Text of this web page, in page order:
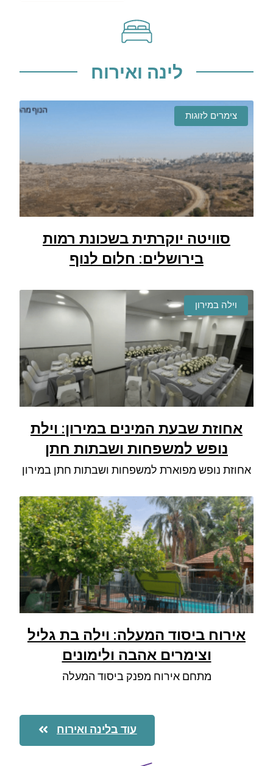
לינה ואירוח
צימרים לזוגות
סוויטה יוקרתית בשכונת רמות
בירושלים: חלום לנוף
וילה במירון
אחוזת שבעת המינים במירון: וילת
נופש למשפחות ושבתות חתן
אחוזת נופש מפוארת למשפחות ושבתות חתן במירון
אירוח ביסוד המעלה: וילה בת גליל
וצימרים אהבה ולימונים
מתחם אירוח מפנק ביסוד המעלה
עוד בלינה ואירוח